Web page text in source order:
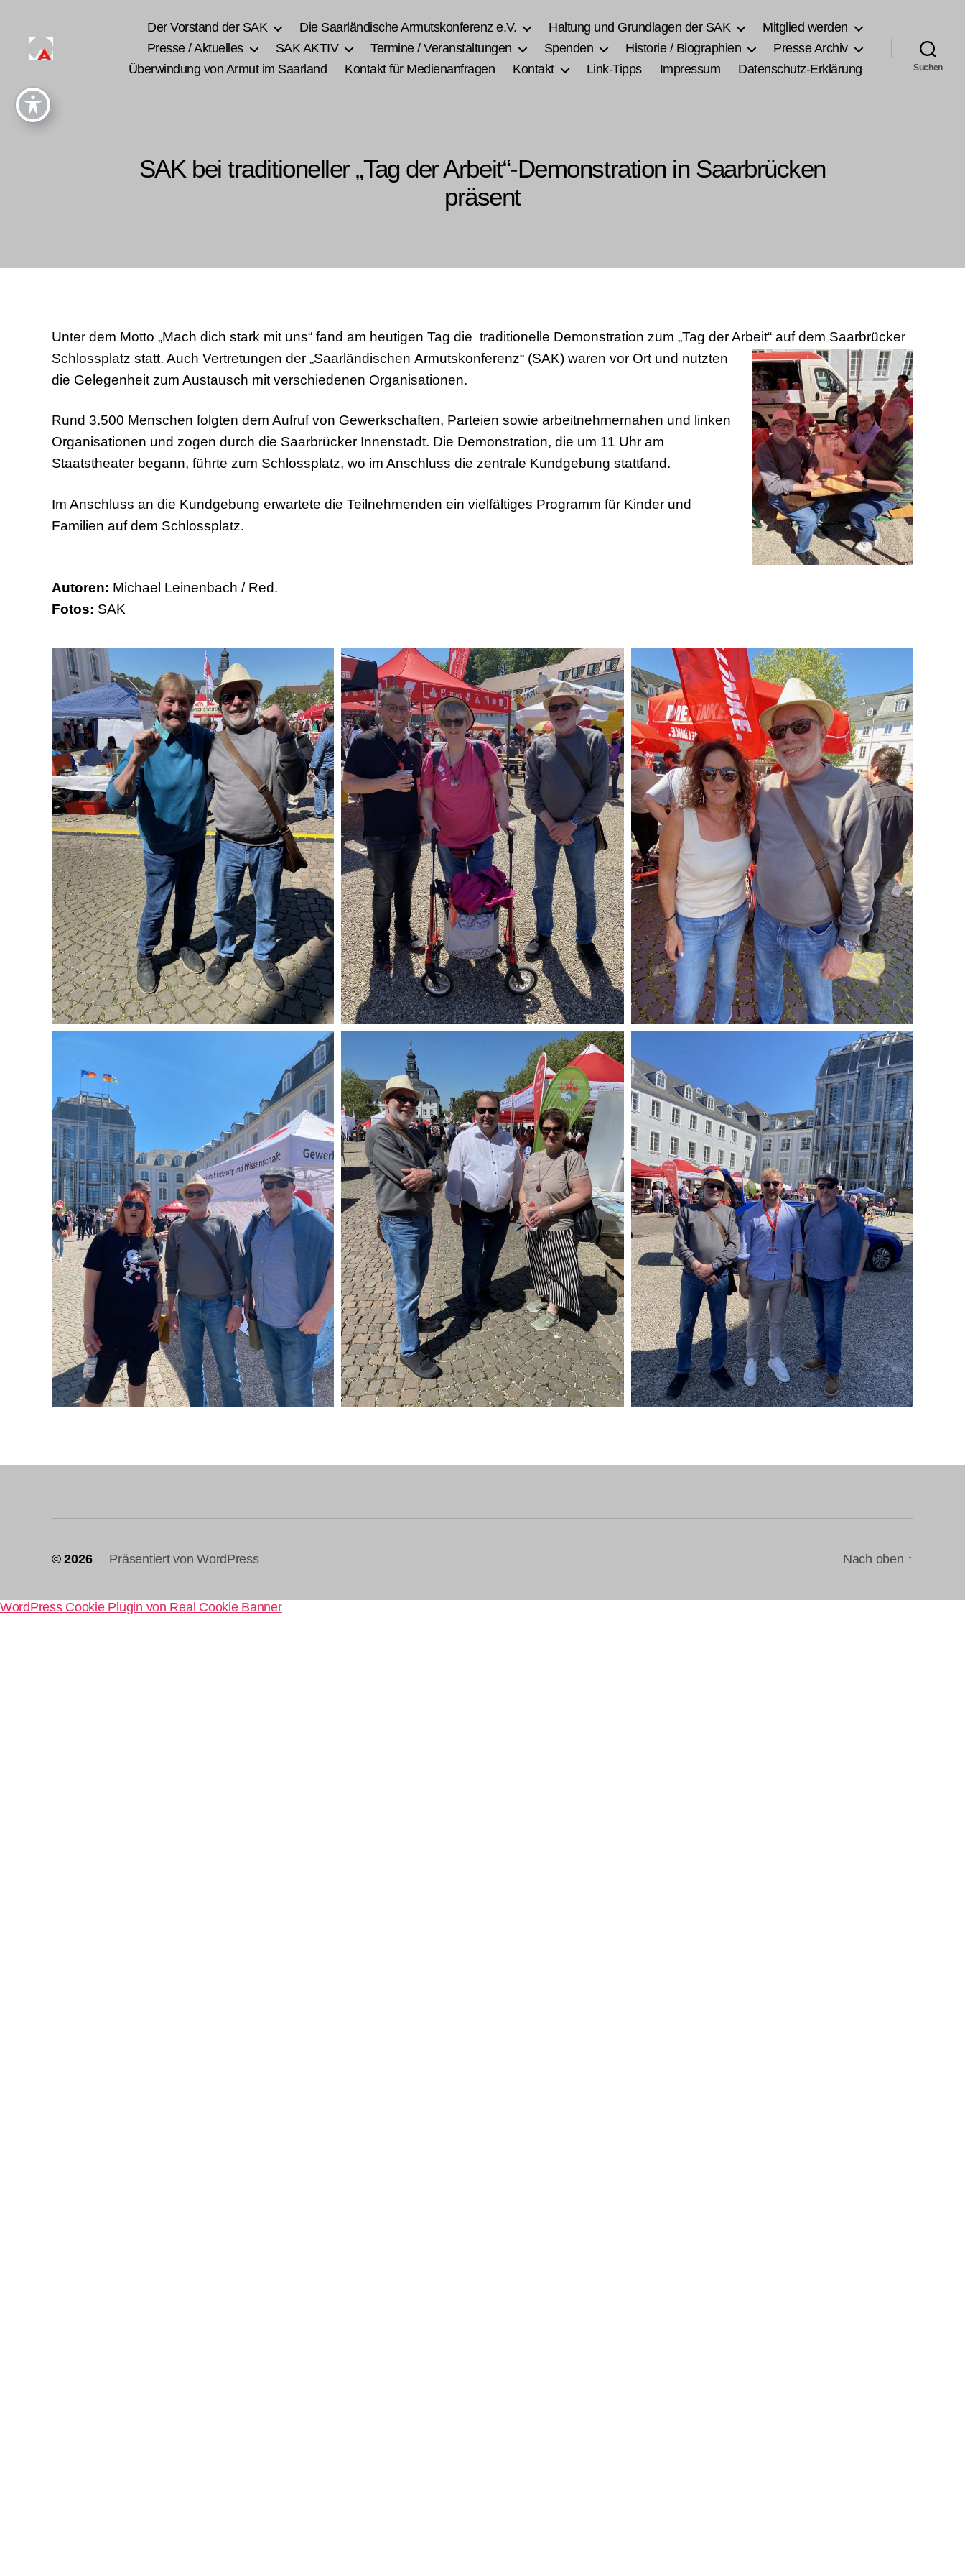
Der Vorstand der SAK Die Saarländische Armutskonferenz e.V. Haltung und Grundlagen der SAK
Mitglied werden
Presse / Aktuelles
SAK AKTIV Termine / Veranstaltungen Spenden Historie / Biographien
Presse Archiv
Überwindung von Armut im Saarland
Kontakt für Medienanfragen Kontakt Link-Tipps Impressum Datenschutz-Erklärung Suchen
SAK bei traditioneller „Tag der Arbeit“-Demonstration in Saarbrücken
präsent
Unter dem Motto „Mach dich stark mit uns“ fand am heutigen Tag die traditionelle Demonstration zum „Tag der Arbeit“ auf dem Saarbrücker
Schlossplatz statt. Auch Vertretungen der „Saarländischen Armutskonferenz“ (SAK) waren vor Ort und nutzten
die Gelegenheit zum Austausch mit verschiedenen Organisationen.
Rund 3.500 Menschen folgten dem Aufruf von Gewerkschaften, Parteien sowie arbeitnehmernahen und linken
Organisationen und zogen durch die Saarbrücker Innenstadt. Die Demonstration, die um 11 Uhr am
Staatstheater begann, führte zum Schlossplatz, wo im Anschluss die zentrale Kundgebung stattfand.
Im Anschluss an die Kundgebung erwartete die Teilnehmenden ein vielfältiges Programm für Kinder und
Familien auf dem Schlossplatz.
Autoren: Michael Leinenbach / Red.
Fotos: SAK
© 2026 Präsentiert von WordPress Nach oben ↑
WordPress Cookie Plugin von Real Cookie Banner